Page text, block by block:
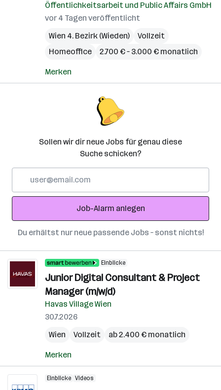
Öffentlichkeitsarbeit und Public Affairs GmbH
vor 4 Tagen veröffentlicht
Wien 4. Bezirk (Wieden)
Vollzeit
Homeoffice
2.700 € – 3.000 € monatlich
Merken
Sollen wir dir neue Jobs für genau diese
Suche schicken?
Adresse
Job-Alarm anlegen
Du erhältst nur neue passende Jobs – sonst nichts!
Einblicke
Junior Digital Consultant & Project
Manager (m/w/d)
Havas Village Wien
30.7.2026
Wien
Vollzeit ab 2.400 € monatlich
Merken
Einblicke Videos